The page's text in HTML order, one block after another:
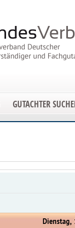
GUTACHTER
Dienstag,